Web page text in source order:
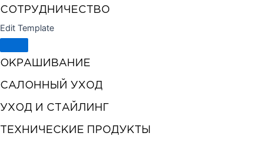
СОТРУДНИЧЕСТВО
Edit Template
ОКРАШИВАНИЕ
САЛОННЫЙ УХОД
УХОД И СТАЙЛИНГ
ТЕХНИЧЕСКИЕ ПРОДУКТЫ